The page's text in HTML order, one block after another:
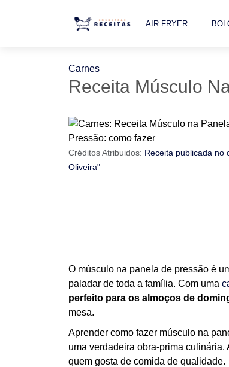
AIR FRYER
Carnes
Receita Músculo
Créditos Atribuidos: Receita publicada no
Oliveira"
O músculo na panela de pressão é
paladar de toda a família. Com uma
perfeito para os almoços de
mesa.
Aprender como fazer músculo na
uma verdadeira obra-prima culinária.
quem gosta de comida de qualidade.